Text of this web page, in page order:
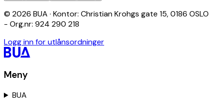
© 2026 BUA · Kontor: Christian Krohgs gate 15, 0186 OSLO
- Org.nr: 924 290 218
Logg inn for utlånsordninger
Meny
BUA